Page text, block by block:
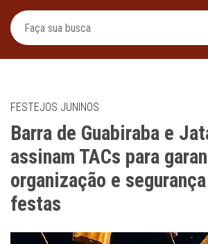
FESTEJOS JUNINOS
Barra de Guabiraba e
assinam TACs para
organização e
festas